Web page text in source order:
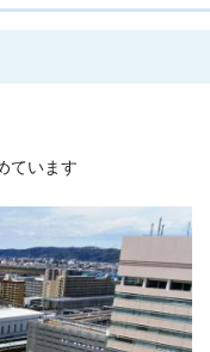
ています